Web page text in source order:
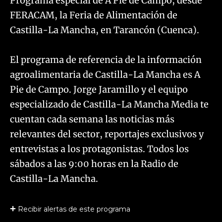
FERACAM, la Feria de Alimentación de
Castilla-La Mancha, en Tarancón (Cuenca).
El programa de referencia de la información
agroalimentaria de Castilla-La Mancha es A
Pie de Campo. Jorge Jaramillo y el equipo
especializado de Castilla-La Mancha Media te
cuentan cada semana las noticias más
relevantes del sector, reportajes exclusivos y
entrevistas a los protagonistas. Todos los
sábados a las 9:00 horas en la Radio de
Castilla-La Mancha.
Recibir alertas de este programa